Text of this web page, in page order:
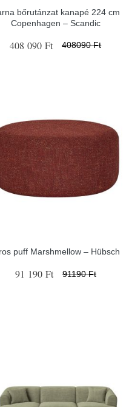
bőrutánzat kanapé 224 cm
Copenhagen – Scandic
408 090 Ft 408090 Ft
puff Marshmellow – Hübsch
91 190 Ft 91190 Ft